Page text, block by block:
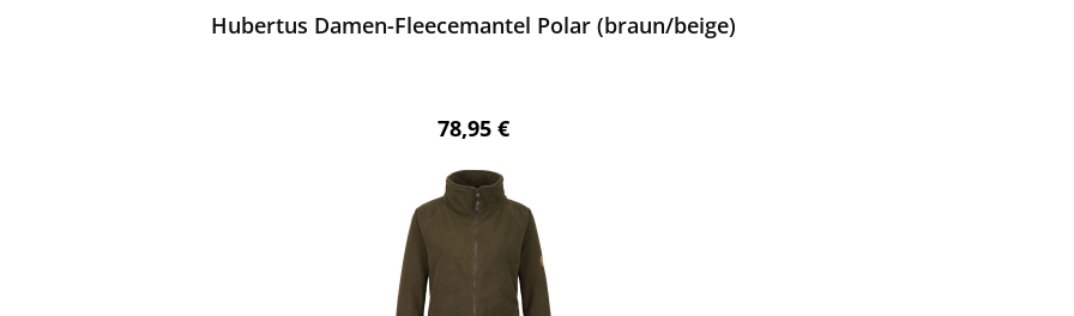
Hubertus Damen-Fleecemantel Polar (braun/beige)
Regulärer Preis:
78,95 €